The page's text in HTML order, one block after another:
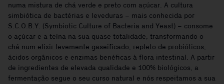
numa mistura de chá verde e preto com açúcar. A cultura
simbiótica de bactérias e leveduras – mais conhecida por
S.C.O.B.Y. (Symbiotic Culture of Bacteria and Yeast) – consome
o açúcar e a teína na sua quase totalidade, transformando o
chá num elixir levemente gaseificado, repleto de probióticos,
ácidos orgânicos e enzimas benéficas à flora intestinal. A partir
de ingredientes de elevada qualidade e 100% biológicos, a
fermentação segue o seu curso natural e nós respeitamos a sua